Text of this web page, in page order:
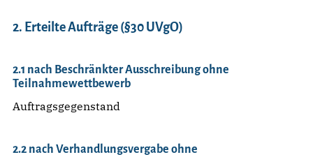
2. Erteilte Aufträge (§30 UVgO)
2.1 nach Beschränkter Ausschreibung ohne
Teilnahmewettbewerb
Auftragsgegenstand
2.2 nach Verhandlungsvergabe ohne